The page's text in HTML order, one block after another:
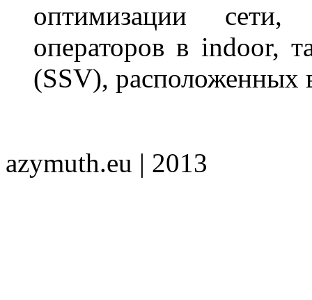
оптимизации
операторов в indoor,
(SSV), расположенных
azymuth.eu | 2013